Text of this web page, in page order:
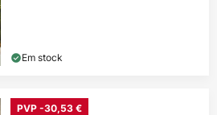
Em stock
PVP -30,53 €